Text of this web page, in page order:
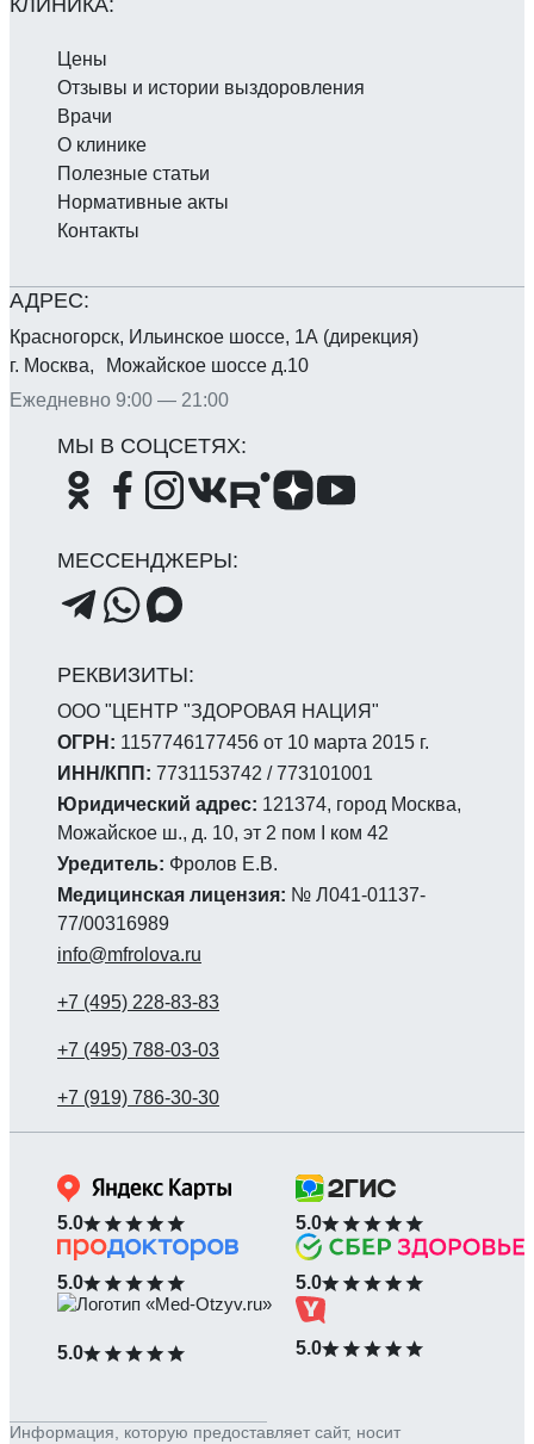
ООО "ЦЕНТР "ЗДОРОВАЯ НАЦИЯ"
ОГРН: 1157746177456 от 10 марта 2015 г.
ИНН/КПП: 7731153742 / 773101001
Юридический адрес: 121374, город Москва,
Можайское ш., д. 10, эт 2 пом I ком 42
Уредитель: Фролов Е.В.
Медицинская лицензия: № Л041-01137-
77/00316989
info@mfrolova.ru
Красногорск, Ильинское шоссе, 1А (дирекция)
г. Москва, Можайское шоссе д.10
Ежедневно 9:00 — 21:00
Цены
Отзывы и истории выздоровления
Врачи
О клинике
Полезные статьи
Нормативные акты
Контакты
5.0 5.0
5.0 5.0
5.0 5.0
Информация, которую предоставляет сайт, носит